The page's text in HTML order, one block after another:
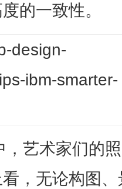
的一致性。
，艺术家们的
，无论构图